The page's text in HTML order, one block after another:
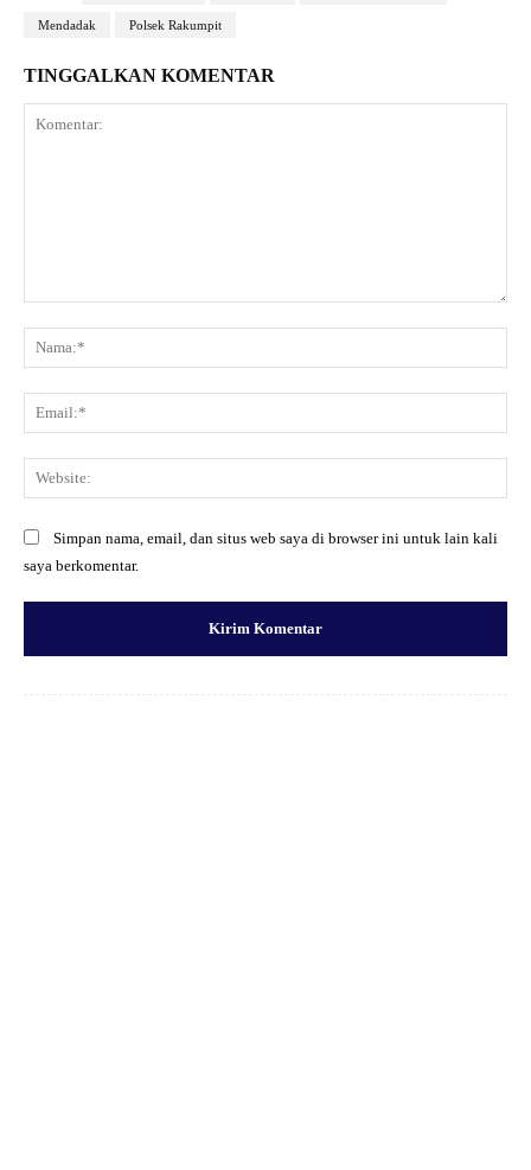
Mendadak Polsek Rakumpit
TINGGALKAN KOMENTAR
Simpan nama, email, dan situs web saya di browser ini untuk lain kali
saya berkomentar.